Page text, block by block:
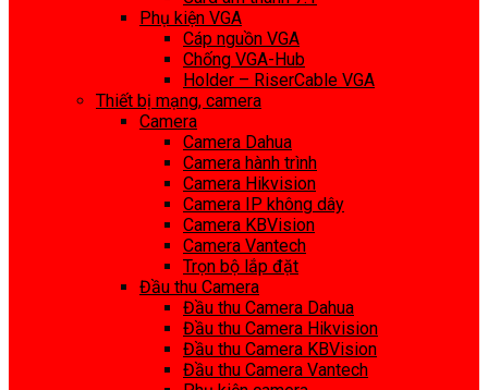
Phụ kiện VGA
Cáp nguồn VGA
Chống VGA-Hub
Holder – RiserCable VGA
Thiết bị mạng, camera
Camera
Camera Dahua
Camera hành trình
Camera Hikvision
Camera IP không dây
Camera KBVision
Camera Vantech
Trọn bộ lắp đặt
Đầu thu Camera
Đầu thu Camera Dahua
Đầu thu Camera Hikvision
Đầu thu Camera KBVision
Đầu thu Camera Vantech